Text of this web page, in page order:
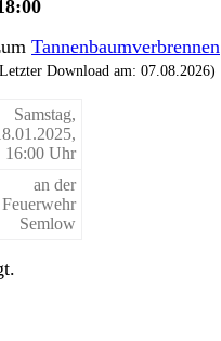
Tannenbaumverbrennen
Download am: 07.08.2026)
Samstag,
16:00 Uhr
an der
Feuerwehr
Semlow